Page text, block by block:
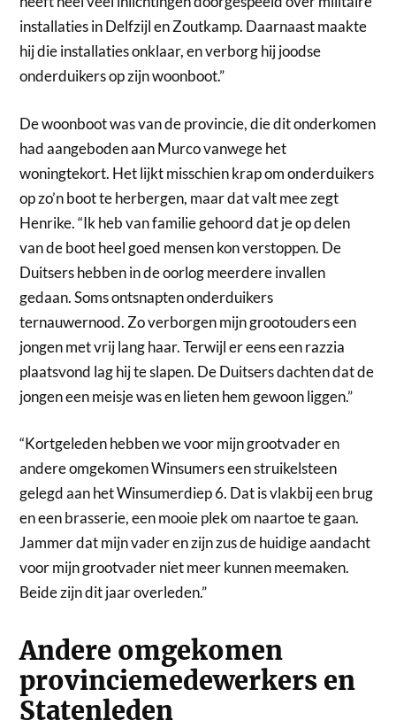
installaties in Delfzijl en Zoutkamp. Daarnaast maakte
hij die installaties onklaar, en verborg hij joodse
onderduikers op zijn woonboot.”
De woonboot was van de provincie, die dit onderkomen
had aangeboden aan Murco vanwege het
woningtekort. Het lijkt misschien krap om onderduikers
op zo’n boot te herbergen, maar dat valt mee zegt
Henrike. “Ik heb van familie gehoord dat je op delen
van de boot heel goed mensen kon verstoppen. De
Duitsers hebben in de oorlog meerdere invallen
gedaan. Soms ontsnapten onderduikers
ternauwernood. Zo verborgen mijn grootouders een
jongen met vrij lang haar. Terwijl er eens een razzia
plaatsvond lag hij te slapen. De Duitsers dachten dat de
jongen een meisje was en lieten hem gewoon liggen.”
“Kortgeleden hebben we voor mijn grootvader en
andere omgekomen Winsumers een struikelsteen
gelegd aan het Winsumerdiep 6. Dat is vlakbij een brug
en een brasserie, een mooie plek om naartoe te gaan.
Jammer dat mijn vader en zijn zus de huidige aandacht
voor mijn grootvader niet meer kunnen meemaken.
Beide zijn dit jaar overleden.”
Andere omgekomen
provinciemedewerkers en
Statenleden